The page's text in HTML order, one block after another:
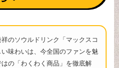
のソウルドリンク「マックスコ
味わいは、今全国のファンを魅
の「わくわく商品」を徹底解